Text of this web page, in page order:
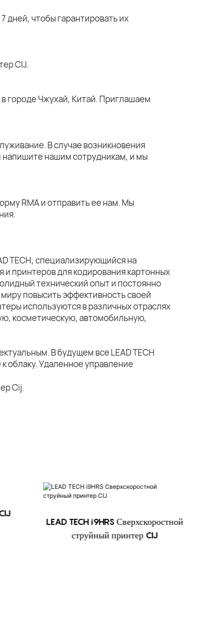
дней, чтобы гарантировать их
CIJ.
городе Чжухай, Китай. Приглашаем
В случае возникновения
напишите нашим сотрудникам, и мы
RMA и отправить ее нам. Мы
TECH, специализирующийся на
принтеров для кодирования картонных
технический опыт и постоянно
повысить эффективность своей
используются в различных отраслях
косметическую, автомобильную,
В будущем все LEAD TECH
облаку. Удаленное управление
LEAD TECH i9HRS Сверхскоростной
струйный принтер CIJ